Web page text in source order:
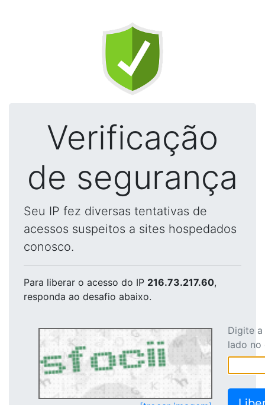
Verificação
de segurança
Seu IP fez diversas tentativas de
acessos suspeitos a sites hospedados
conosco.
Para liberar o acesso do IP 216.73.217.60,
responda ao desafio abaixo.
Digite
lado no